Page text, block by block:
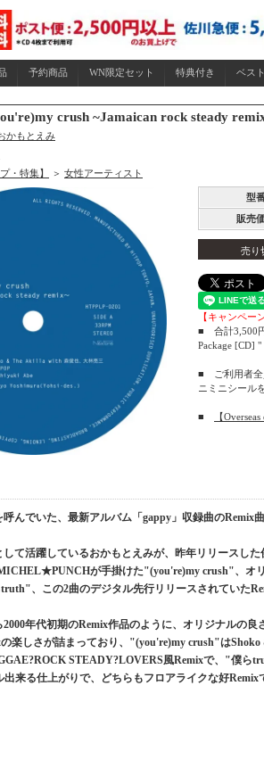
予約商品 WN限定セット 特典付き ベス
crush ~Jamaican rock steady
かもとえみ
・特集】 ＞ 女性アーティスト
型
販売
売り
【キャンペー
■ 合計3,500円
Package [CD]
■ ご利用者全
ニミニシール
■ 【Overseas
んでいた、最新アルバム「gappy」収録曲のRemix
て活躍しているおかもとえみが、昨年リリースし
が手掛けた"(you're)my crush"、オ
、この2曲のデジタル先行リリースされていた
2000年代初期のRemix作品のように、オリジナルの
楽しさが詰まっており、"(you're)my crush"は
STEADY?LOVERS風Remixで、"僕ら
来る仕上がりで、どちらもフロアライクな好